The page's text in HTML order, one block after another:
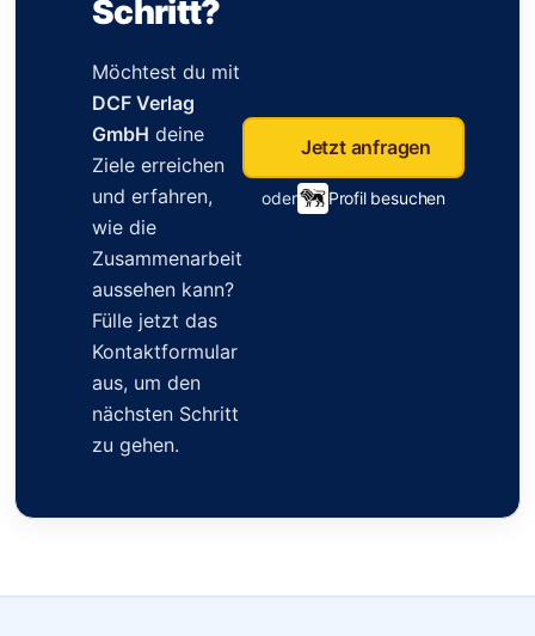
Schritt?
Möchtest du mit
DCF Verlag
GmbH deine
Ziele erreichen
und erfahren,
wie die
Zusammenarbeit
aussehen kann?
Fülle jetzt das
Kontaktformular
aus, um den
nächsten Schritt
zu gehen.
Jetzt anfragen
oder Profil besuchen